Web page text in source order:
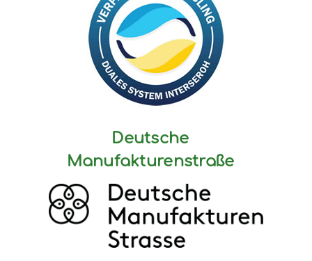
Deutsche
Manufakturenstraße